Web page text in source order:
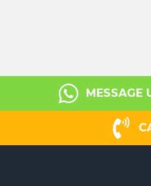
MESSAGE